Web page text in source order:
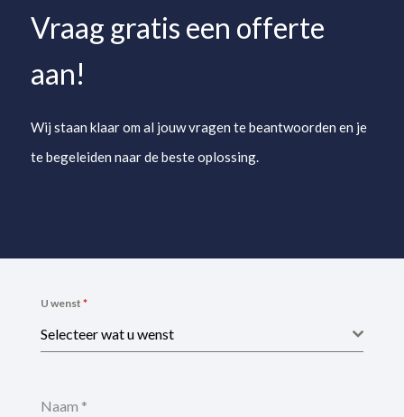
Vraag gratis een offerte
aan!
Wij staan klaar om al jouw vragen te beantwoorden en je
te begeleiden naar de beste oplossing.
U wenst *
Selecteer wat u wenst
Naam *